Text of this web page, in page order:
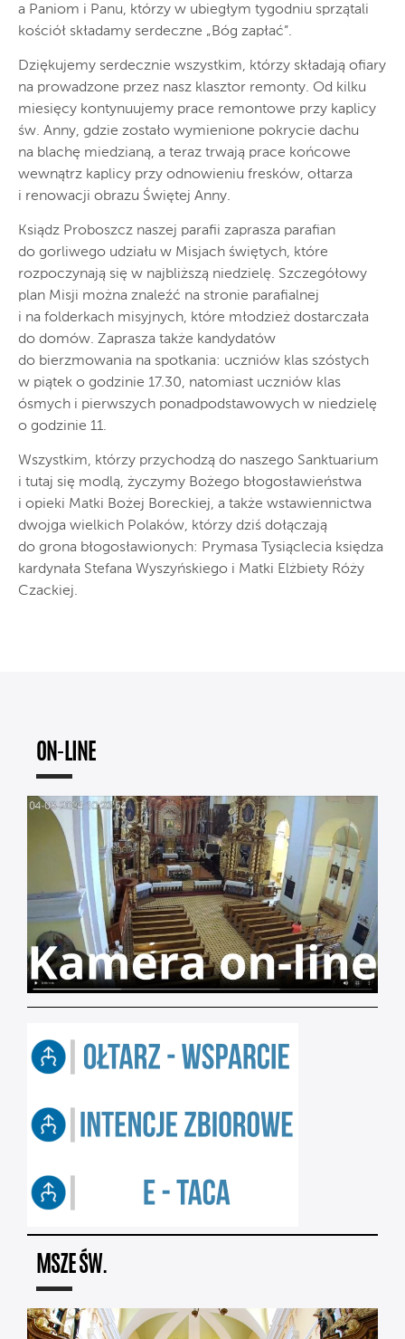
a Paniom i Panu, którzy w ubiegłym tygodniu sprzątali
kościół składamy serdeczne „Bóg zapłać”.
Dziękujemy serdecznie wszystkim, którzy składają ofiary
na prowadzone przez nasz klasztor remonty. Od kilku
miesięcy kontynuujemy prace remontowe przy kaplicy
św. Anny, gdzie zostało wymienione pokrycie dachu
na blachę miedzianą, a teraz trwają prace końcowe
wewnątrz kaplicy przy odnowieniu fresków, ołtarza
i renowacji obrazu Świętej Anny.
Ksiądz Proboszcz naszej parafii zaprasza parafian
do gorliwego udziału w Misjach świętych, które
rozpoczynają się w najbliższą niedzielę. Szczegółowy
plan Misji można znaleźć na stronie parafialnej
i na folderkach misyjnych, które młodzież dostarczała
do domów. Zaprasza także kandydatów
do bierzmowania na spotkania: uczniów klas szóstych
w piątek o godzinie 17.30, natomiast uczniów klas
ósmych i pierwszych ponadpodstawowych w niedzielę
o godzinie 11.
Wszystkim, którzy przychodzą do naszego Sanktuarium
i tutaj się modlą, życzymy Bożego błogosławieństwa
i opieki Matki Bożej Boreckiej, a także wstawiennictwa
dwojga wielkich Polaków, którzy dziś dołączają
do grona błogosławionych: Prymasa Tysiąclecia księdza
kardynała Stefana Wyszyńskiego i Matki Elżbiety Róży
Czackiej.
ON-LINE
MSZE ŚW.